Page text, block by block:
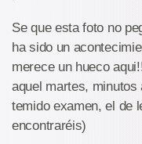
Se que esta foto no
ha sido un
merece un hueco
aquel martes,
temido examen, el de
encontraréis)